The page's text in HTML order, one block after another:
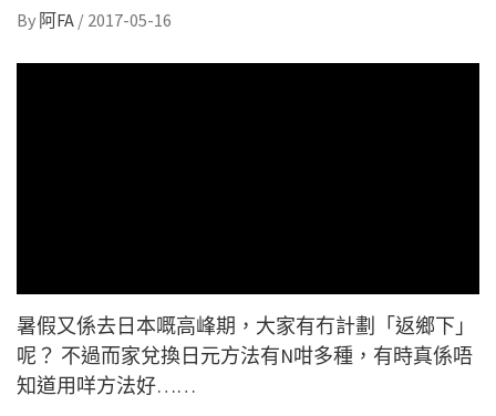
By 阿FA / 2017-05-16
暑假又係去日本嘅高峰期，大家有冇計劃「返鄉下」
呢？ 不過而家兌換日元方法有N咁多種，有時真係唔
知道用咩方法好……